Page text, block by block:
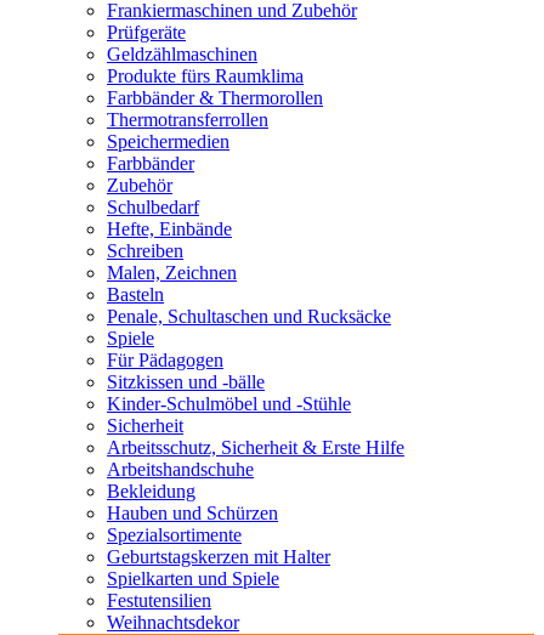
Frankiermaschinen und Zubehör
Prüfgeräte
Geldzählmaschinen
Produkte fürs Raumklima
Farbbänder & Thermorollen
Thermotransferrollen
Speichermedien
Farbbänder
Zubehör
Schulbedarf
Hefte, Einbände
Schreiben
Malen, Zeichnen
Basteln
Penale, Schultaschen und Rucksäcke
Spiele
Für Pädagogen
Sitzkissen und -bälle
Kinder-Schulmöbel und -Stühle
Sicherheit
Arbeitsschutz, Sicherheit & Erste Hilfe
Arbeitshandschuhe
Bekleidung
Hauben und Schürzen
Spezialsortimente
Geburtstagskerzen mit Halter
Spielkarten und Spiele
Festutensilien
Weihnachtsdekor